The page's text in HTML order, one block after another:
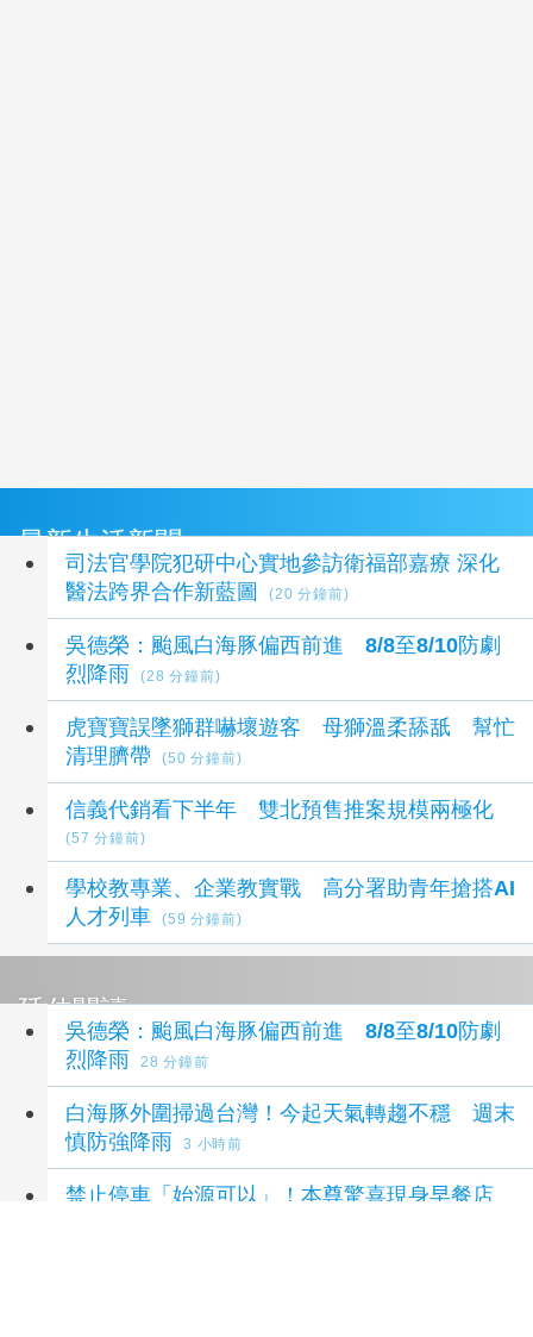
最新生活新聞
司法官學院犯研中心實地參訪衛福部嘉療 深化
醫法跨界合作新藍圖
(20 分鐘前)
吳德榮：颱風白海豚偏西前進 8/8至8/10防劇
烈降雨
(28 分鐘前)
虎寶寶誤墜獅群嚇壞遊客 母獅溫柔舔舐 幫忙
清理臍帶
(50 分鐘前)
信義代銷看下半年 雙北預售推案規模兩極化
(57 分鐘前)
學校教專業、企業教實戰 高分署助青年搶搭AI
人才列車
(59 分鐘前)
延伸閱讀
吳德榮：颱風白海豚偏西前進 8/8至8/10防劇
烈降雨
28 分鐘前
白海豚外圍掃過台灣！今起天氣轉趨不穩 週末
慎防強降雨
3 小時前
禁止停車「始源可以」！本尊驚喜現身早餐店